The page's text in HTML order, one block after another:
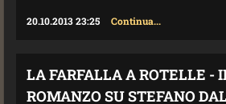
20.10.2013 23:25 Continua...
LA FARFALLA A ROTELLE -
ROMANZO SU STEFANO